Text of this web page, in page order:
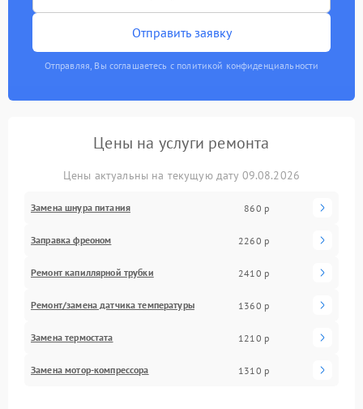
Отправить заявку
Отправляя, Вы соглашаетесь с политикой конфиденциальности
Цены на услуги ремонта
Цены актуальны на текущую дату 09.08.2026
Замена шнура питания 860 р
Заправка фреоном 2260 р
Ремонт капиллярной трубки 2410 р
Ремонт/замена датчика температуры 1360 р
Замена термостата 1210 р
Замена мотор-компрессора 1310 р